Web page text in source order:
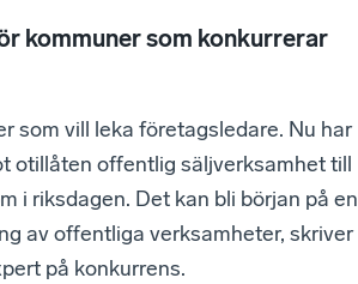
kommuner som konkurrerar
som vill leka företagsledare. Nu har
otillåten offentlig säljverksamhet till
i riksdagen. Det kan bli början på en
av offentliga verksamheter, skriver
på konkurrens.